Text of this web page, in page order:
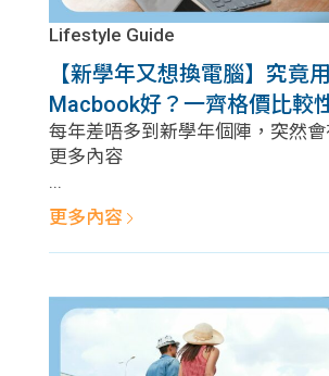
Lifestyle Guide
【新學年又想換電腦】究竟
Macbook好？一齊格價比較
每年差唔多到新學年個陣，突然會
更多內容
...
更多內容